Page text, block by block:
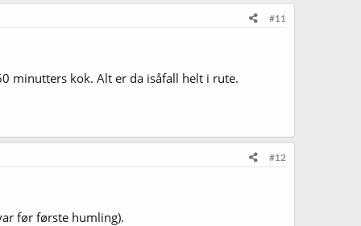
#11
minutters kok. Alt er da isåfall helt i rute.
#12
før første humling).